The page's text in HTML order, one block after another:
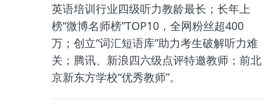
英语培训行业四级听力教龄最长；长年上
榜“微博名师榜”TOP10，全网粉丝超400
万；创立“词汇短语库”助力考生破解听力难
关；腾讯、新浪四六级点评特邀教师；前北
京新东方学校“优秀教师”。